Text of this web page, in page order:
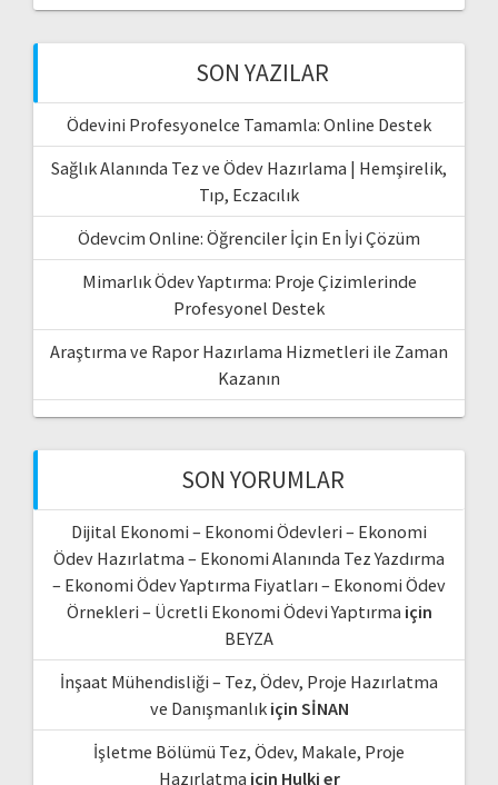
SON YAZILAR
Ödevini Profesyonelce Tamamla: Online Destek
Sağlık Alanında Tez ve Ödev Hazırlama | Hemşirelik,
Tıp, Eczacılık
Ödevcim Online: Öğrenciler İçin En İyi Çözüm
Mimarlık Ödev Yaptırma: Proje Çizimlerinde
Profesyonel Destek
Araştırma ve Rapor Hazırlama Hizmetleri ile Zaman
Kazanın
SON YORUMLAR
Dijital Ekonomi – Ekonomi Ödevleri – Ekonomi
Ödev Hazırlatma – Ekonomi Alanında Tez Yazdırma
– Ekonomi Ödev Yaptırma Fiyatları – Ekonomi Ödev
Örnekleri – Ücretli Ekonomi Ödevi Yaptırma için
BEYZA
İnşaat Mühendisliği – Tez, Ödev, Proje Hazırlatma
ve Danışmanlıkiçin SİNAN
İşletme Bölümü Tez, Ödev, Makale, Proje
Hazırlatma için Hulki er